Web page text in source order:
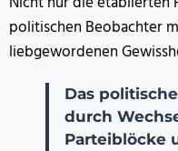
politischen Beobachter
liebgewordenen
Das
durch
Parteiblöcke